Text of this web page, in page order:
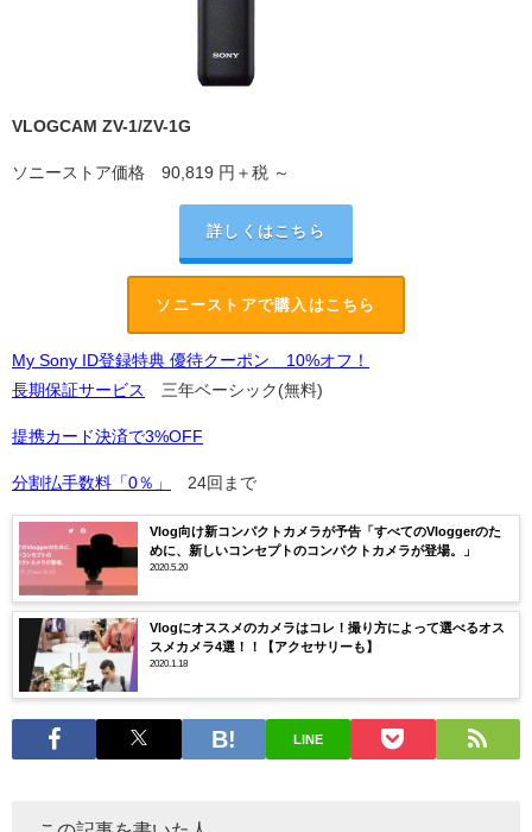
VLOGCAM ZV-1/ZV-1G
ソニーストア価格 90,819 円＋税 ～
詳しくはこちら
ソニーストアで購入はこちら
My Sony ID登録特典 優待クーポン 10%オフ！
長期保証サービス
三年ベーシック(無料)
提携カード決済で3%OFF
分割払手数料「0％」 24回まで
Vlog向け新コンパクトカメラが予告「すべてのVloggerのた
めに、新しいコンセプトのコンパクトカメラが登場。」
2020.5.20
Vlogにオススメのカメラはコレ！撮り方によって選べるオス
スメカメラ4選！！【アクセサリーも】
2020.1.18
LINE